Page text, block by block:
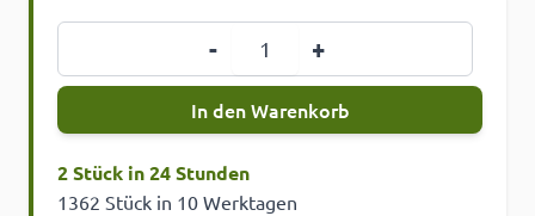
- +
In den Warenkorb
2 Stück in 24 Stunden
1362 Stück in 10 Werktagen